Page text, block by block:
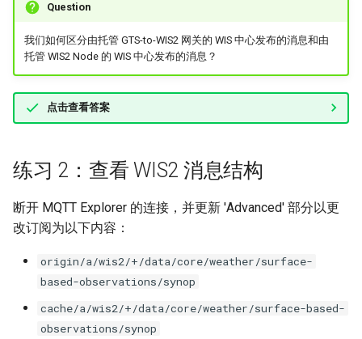
Question
我们如何区分由托管 GTS-to-WIS2 网关的 WIS 中心发布的消息和由
托管 WIS2 Node 的 WIS 中心发布的消息？
点击查看答案
练习 2：查看 WIS2 消息结构
断开 MQTT Explorer 的连接，并更新 'Advanced' 部分以更
改订阅为以下内容：
origin/a/wis2/+/data/core/weather/surface-
based-observations/synop
cache/a/wis2/+/data/core/weather/surface-based-
observations/synop